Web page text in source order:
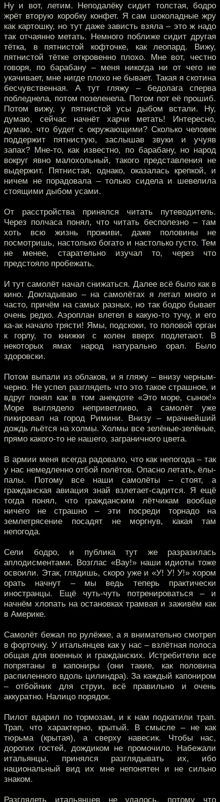
Ну и вот, летим. Неподалёку сидит толстая, бодро
жрёт вторую коробку конфет. Я сам шоколадные жру
как картошку, но тут даже зависть взяла – это ж надо
так отчаянно метать. Немного поближе сидит другая
тётка, в пятнистой кофточке, как леопард. Вижу,
пятнистой тётке откровенно плохо. Мне вот, честно
говоря, по барабану – меня никогда ни от чего не
укачивает, мне нигде плохо не бывает. Такая я скотина
бесчувственная. А тут гляжу – бедолага сперва
побледнела, потом позеленела. Потом пот её прошиб.
Потом вижу, у пятнистой усы дыбом встали. Ну,
думаю, сейчас начнёт харчи метать! Интересно,
думаю, что будет с окружающими? Сколько человек
поддержит пятнистую, заслышав звуки и учуяв
запах? Мне-то, как известно, по барабану, но народ
вокруг явно малохольный, такого представления не
выдержит. Пятнистая, однако, оказалась крепкой, и
ничем не порадовала – только сидела и шевелила
стоящими дыбом усами.
От расстройства принялся читать путеводитель.
Через полчаса понял, что читать бесполезно – там
хоть всю жизнь проживи, даже половины не
посмотришь, настолько богато и настолько густо. Тем
не менее, старательно изучал то, через что
предстояло пробежать.
И тут самолёт начал снижаться. Далее всё было как в
кино. Докладываю – на самолётах я летал много и
часто, причём на самых разных, но так бодро бывает
очень редко. Аэроплан влетел в какую-то тучу, и его
ка-ак начало трясти! Ямы, подскоки, то половой орган
к горлу, то книжки с колен вверх подлетают. В
некоторых ямах народ натурально орал. Было
здоровски.
Потом выпали из облаков, и я гляжу – внизу черным-
черно. Не успел разглядеть что это такое страшное, и
вдруг понял как в том анекдоте «Это море, сынок!»
Море выглядело неприветливо, а самолёт уже
пикировал на город Римини. Внизу – мрачнейший
дождь льётся на холмы. Холмы все зелёные-зелёные,
прямо какого-то не нашего, заграничного цвета.
В армии меня всегда радовало, что как непогода – так
у нас немедленно отбой полётов. Опасно летать, ёлы-
палы. Потому все наши самолёты – стоят, а
гражданская авиация знай взлетает-садится. Я ещё
тогда понял, что гражданским лётчикам вообще
ничего не страшно – эти посреди торнадо на
землетрясение посадят не моргнув, какая там
непогода.
Сели бодро, и публика тут же разразилась
аплодисментами. Возглас «Вау!» наши идиоты тоже
освоили. Этак, глядишь, скоро уже и «У! У! У!» хором
орать начнут – мы ведь теперь практически
иностранцы. Ещё чуть-чуть потренироваться – и
начнём хлопать на остановках трамвая и заживём как
в Америке.
Самолёт бежал по рулёжке, а я внимательно смотрел
в форточку. У итальянцев как у нас – взлётная полоса
общая для военных и гражданских. Истребители все
попрятаны в капониры (они такие, как половина
распиленного вдоль цилиндра). За каждый капониром
– отбойник для струи, всё правильно и очень
аккуратно. Налицо порядок.
Пилот вдарил по тормозам, и к нам подкатили трап.
Трап, что характерно, крытый. В смысле – не как
тюрьма (крытая), а сверху навесик. Чтобы нас,
дорогих гостей, дождиком не промочило. Набежали
итальянцы, принялся разглядывать их, ибо
национальный вид их мне непонятен и не сильно
знаком.
Разглядеть итальянцев не удалось, потому что